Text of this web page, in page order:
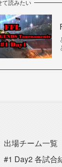
て読みたい
出場チーム一覧
#1 Day2 各試合